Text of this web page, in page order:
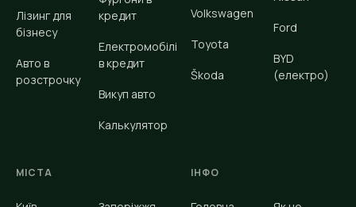
Лізинг для
бізнесу
Авто в
розстрочку
кредит
Електромобілі
в кредит
Викуп авто
Калькулятор
Volkswagen
Toyota
Škoda
Ford
BYD
(електро)
МІСТА ІНФО